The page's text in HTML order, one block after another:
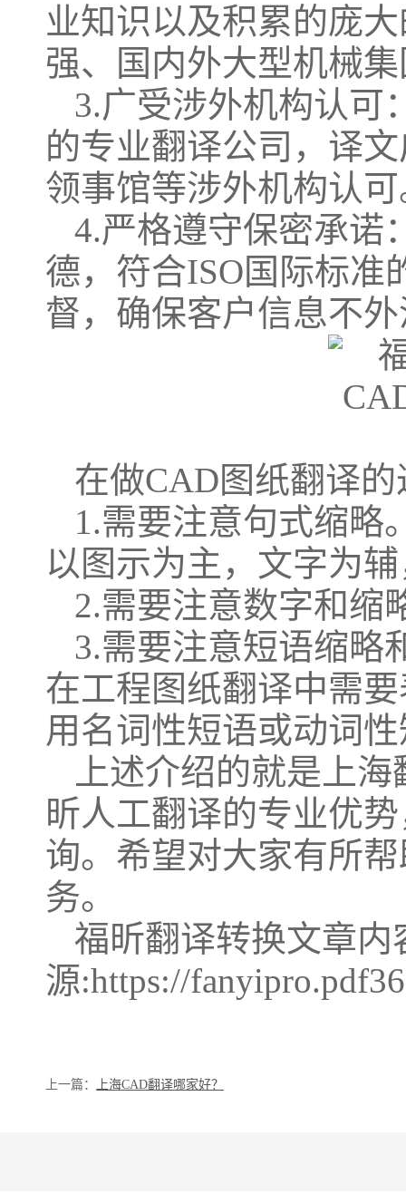
业知识以及积累的庞
强、国内外大型机械
3.广受涉外机构认可
的专业翻译公司，译
领事馆等涉外机构认
4.严格遵守保密承诺
德，符合ISO国际标准
督，确保客户信息不
在做CAD图纸翻译
1.需要注意句式缩略
以图示为主，文字为
2.需要注意数字和缩
3.需要注意短语缩略
在工程图纸翻译中需
用名词性短语或动词
上述介绍的就是上海
昕人工翻译的专业优
询。希望对大家有所
务。
福昕翻译转换文章内
源:https://
上一篇： 上海CAD翻译哪家好？